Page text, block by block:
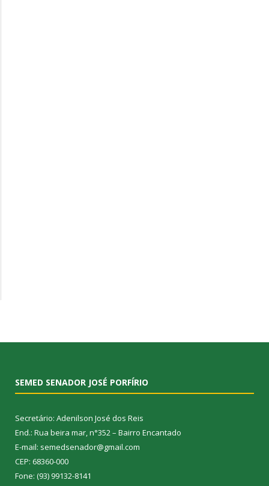
SEMED SENADOR JOSÉ PORFÍRIO
Secretário: Adenilson José dos Reis
End.: Rua beira mar, n°352 – Bairro Encantado
E-mail: semedsenador@gmail.com
CEP: 68360-000
Fone: (93) 99132-8141